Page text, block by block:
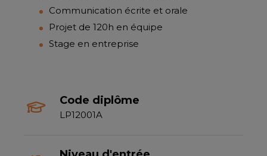
Communication écrite et orale
Projet de 120h en équipe
Stage en entreprise
Code diplôme
LP12001A